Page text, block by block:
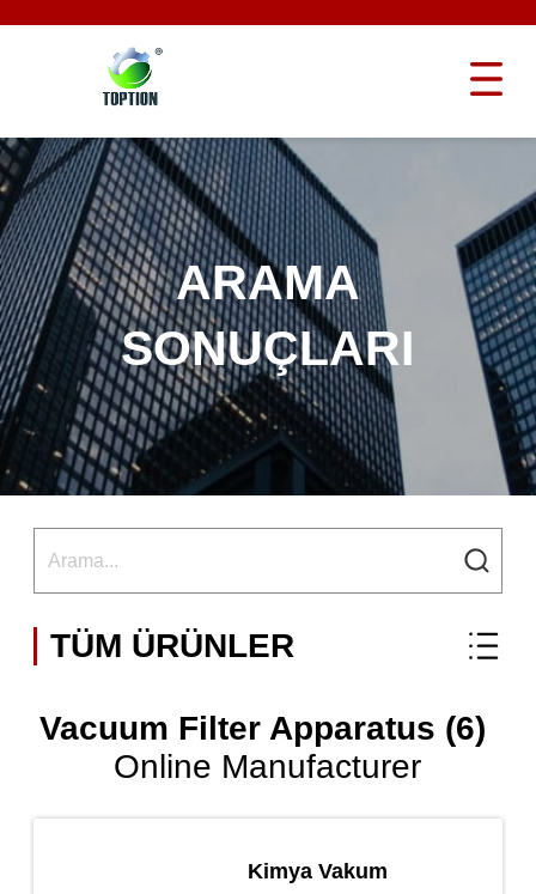
ARAMA
SONUÇLARI
TÜM ÜRÜNLER
Vacuum Filter Apparatus (6)
Online Manufacturer
Kimya Vakum